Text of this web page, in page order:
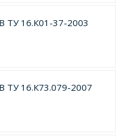
ТУ 16.К01-37-2003
ТУ 16.К73.079-2007